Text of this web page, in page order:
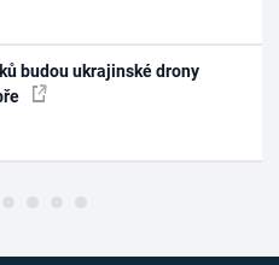
budou ukrajinské drony